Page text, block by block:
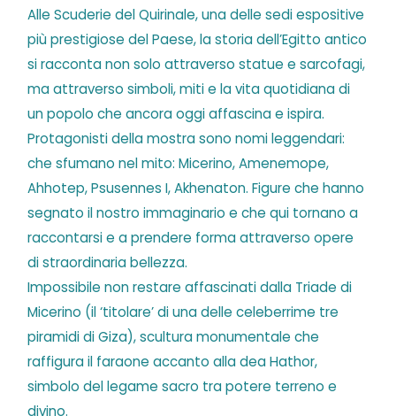
Alle Scuderie del Quirinale, una delle sedi espositive
più prestigiose del Paese, la storia dell’Egitto antico
si racconta non solo attraverso statue e sarcofagi,
ma attraverso simboli, miti e la vita quotidiana di
un popolo che ancora oggi affascina e ispira.
Protagonisti della mostra sono nomi leggendari:
che sfumano nel mito: Micerino, Amenemope,
Ahhotep, Psusennes I, Akhenaton. Figure che hanno
segnato il nostro immaginario e che qui tornano a
raccontarsi e a prendere forma attraverso opere
di straordinaria bellezza.
Impossibile non restare affascinati dalla Triade di
Micerino (il ‘titolare’ di una delle celeberrime tre
piramidi di Giza), scultura monumentale che
raffigura il faraone accanto alla dea Hathor,
simbolo del legame sacro tra potere terreno e
divino.